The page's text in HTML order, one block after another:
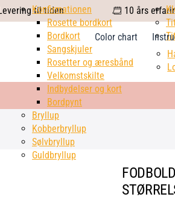
til tiden calendar
10 års
Color chart
Konfirmationen
Rosette bordkort
Bordkort
Sangskjuler
Rosetter og æresbånd
Velkomstskilte
Indbydelser og kort
Bordpynt
Bryllup
Kobberbryllup
Sølvbryllup
Guldbryllup